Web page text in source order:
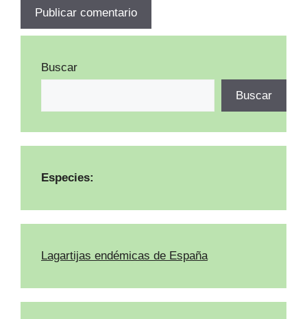
Buscar
Buscar
Especies:
Lagartijas endémicas de España